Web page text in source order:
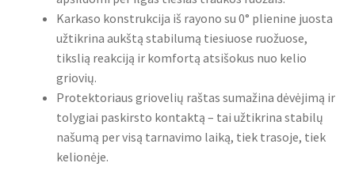
Karkaso konstrukcija iš rayono su 0° plienine juosta
užtikrina aukštą stabilumą tiesiuose ruožuose,
tikslią reakciją ir komfortą atsišokus nuo kelio
griovių.
Protektoriaus griovelių raštas sumažina dėvėjimą ir
tolygiai paskirsto kontaktą – tai užtikrina stabilų
našumą per visą tarnavimo laiką, tiek trasoje, tiek
kelionėje.